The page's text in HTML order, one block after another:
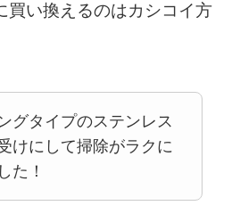
買い換えるのはカシコイ方
グタイプのステンレス
けにして掃除がラクに
た！